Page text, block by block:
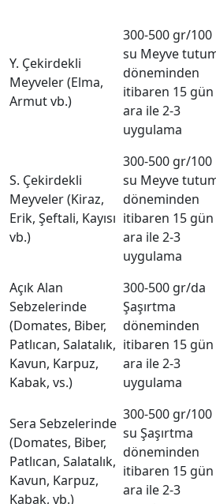
Y. Çekirdekli
Meyveler (Elma,
Armut vb.)
300-500 gr/100
su Meyve
döneminden
itibaren 15 gün
ara ile 2-3
uygulama
S. Çekirdekli
Meyveler (Kiraz,
Erik, Şeftali, Kayısı
vb.)
300-500 gr/100
su Meyve
döneminden
itibaren 15 gün
ara ile 2-3
uygulama
Açık Alan
Sebzelerinde
(Domates, Biber,
Patlıcan, Salatalık,
Kavun, Karpuz,
Kabak, vs.)
300-500 gr/da
Şaşırtma
döneminden
itibaren 15 gün
ara ile 2-3
uygulama
Sera Sebzelerinde
(Domates, Biber,
Patlıcan, Salatalık,
Kavun, Karpuz,
Kabak, vb.)
300-500 gr/100
su Şaşırtma
döneminden
itibaren 15 gün
ara ile 2-3